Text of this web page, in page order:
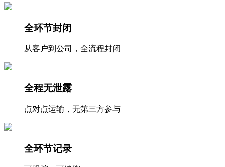
全环节封闭
从客户到公司，全流程封闭
全程无泄露
点对点运输，无第三方参与
全环节记录